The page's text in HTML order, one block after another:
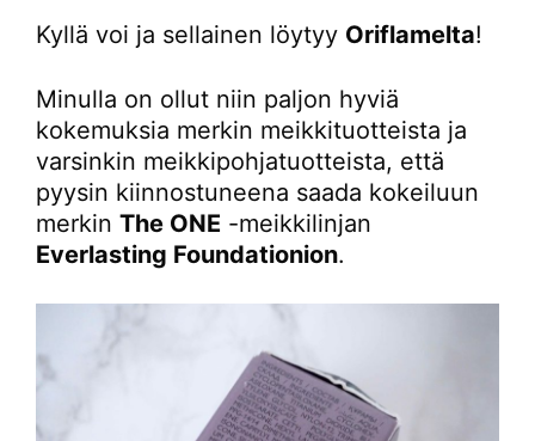
Kyllä voi ja sellainen löytyy Oriflamelta!
Minulla on ollut niin paljon hyviä
kokemuksia merkin meikkituotteista ja
varsinkin meikkipohjatuotteista, että
pyysin kiinnostuneena saada kokeiluun
merkin The ONE -meikkilinjan
Everlasting Foundationion.